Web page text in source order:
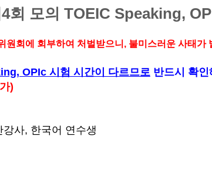
4회 모의TOEIC Speaking,
회에 회부하여 처벌받으니, 불미스러운 사태
OPIc 시험 시간이 다르므로반드시 확인
)
사, 한국어 연수생